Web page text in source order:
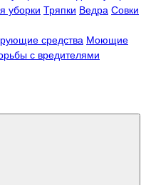
уборки Тряпки Ведра Совки
средства Моющие
с вредителями